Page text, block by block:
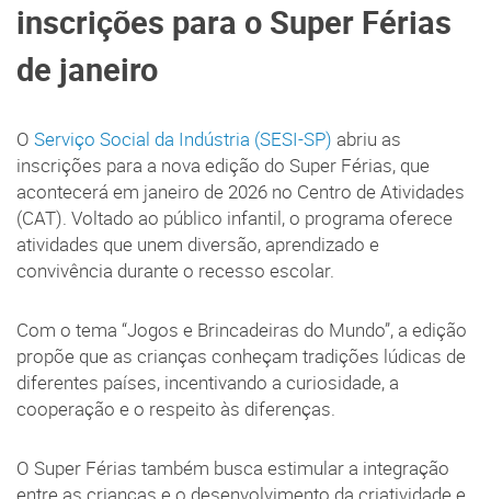
inscrições para o Super Férias
de janeiro
O Serviço Social da Indústria (SESI-SP) abriu as
inscrições para a nova edição do Super Férias, que
acontecerá em janeiro de 2026 no Centro de Atividades
(CAT). Voltado ao público infantil, o programa oferece
atividades que unem diversão, aprendizado e
convivência durante o recesso escolar.
Com o tema “Jogos e Brincadeiras do Mundo”, a edição
propõe que as crianças conheçam tradições lúdicas de
diferentes países, incentivando a curiosidade, a
cooperação e o respeito às diferenças.
O Super Férias também busca estimular a integração